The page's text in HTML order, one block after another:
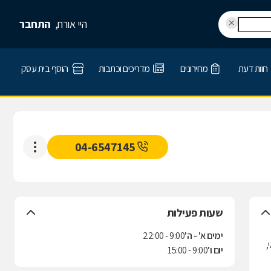
היי אורח, התחבר
חוות דעת מחירונים מדריכים וכתבות הוסף בית עסק
04-6547145
שעות פעילות
ימים א' - ה'9:00 - 22:00
יום ו'9:00 - 15:00